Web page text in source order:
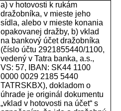
a) v hotovosti k rukám
dražobníka, v mieste jeho
sídla, alebo v mieste konania
opakovanej dražby, b) vklad
na bankový účet dražobníka
(číslo účtu 2921855440/1100,
vedený v Tatra banka, a.s.,
VS: 57, IBAN: SK44 1100
0000 0029 2185 5440
TATRSKBX), dokladom o
úhrade je originál dokumentu
„vklad v hotovosti na účet“ s